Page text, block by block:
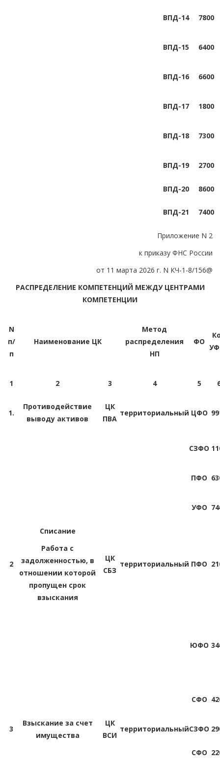
ВПД-14 7800
ВПД-15 6400
ВПД-16 6600
ВПД-17 1800
ВПД-18 7300
ВПД-19 2700
ВПД-20 8600
ВПД-21 7400
Приложение N 2
к приказу ФНС России
от 11 марта 2026 г. N КЧ-1-8/156@
РАСПРЕДЕЛЕНИЕ КОМПЕТЕНЦИЙ МЕЖДУ ЦЕНТРАМИ
КОМПЕТЕНЦИИ
N
п/
п
Наименование ЦК
Метод
распределения
НП
ФО
1 2 3 4 5
1.
Противодействие
выводу активов
ЦК
ПВА
территориальный ЦФО
СЗФО
ПФО
УФО
2
Списание
Работа с
задолженностью, в
отношении которой
пропущен срок
взыскания
ЦК
СБЗ
территориальный ПФО
ЮФО
СФО
3
Взыскание за счет
имущества
ЦК
ВСИ
территориальныйСЗФО
СФО